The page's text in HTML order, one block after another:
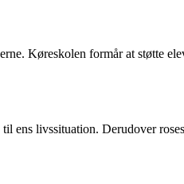
Køreskolen formår at støtte
livssituation. Derudover